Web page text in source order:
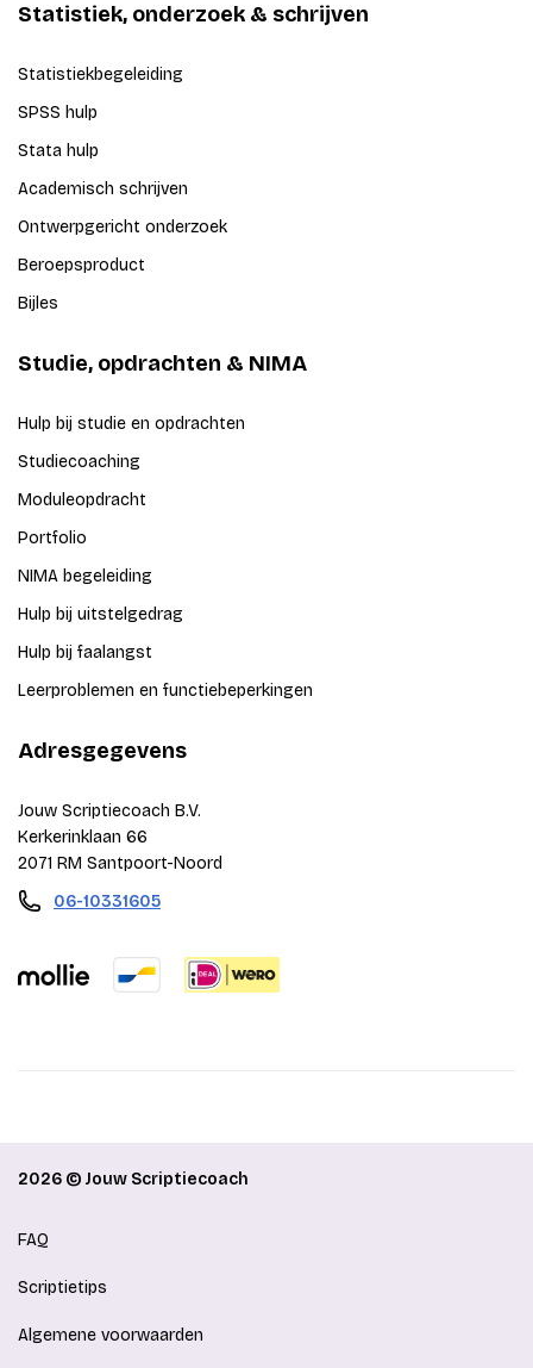
Statistiek, onderzoek & schrijven
Statistiekbegeleiding
SPSS hulp
Stata hulp
Academisch schrijven
Ontwerpgericht onderzoek
Beroepsproduct
Bijles
Studie, opdrachten & NIMA
Hulp bij studie en opdrachten
Studiecoaching
Moduleopdracht
Portfolio
NIMA begeleiding
Hulp bij uitstelgedrag
Hulp bij faalangst
Leerproblemen en functiebeperkingen
Adresgegevens
Jouw Scriptiecoach B.V.
Kerkerinklaan 66
2071 RM Santpoort-Noord
06-10331605
2026 © Jouw Scriptiecoach
FAQ
Scriptietips
Algemene voorwaarden